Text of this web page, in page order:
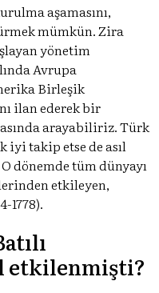
aşamasını,
mümkün. Zira
yönetim
Avrupa
Birleşik
ilan ederek bir
arayabiliriz. Türk
takip etse de asıl
dönemde tüm dünyayı
etkileyen,
1778).
etkilenmişti?